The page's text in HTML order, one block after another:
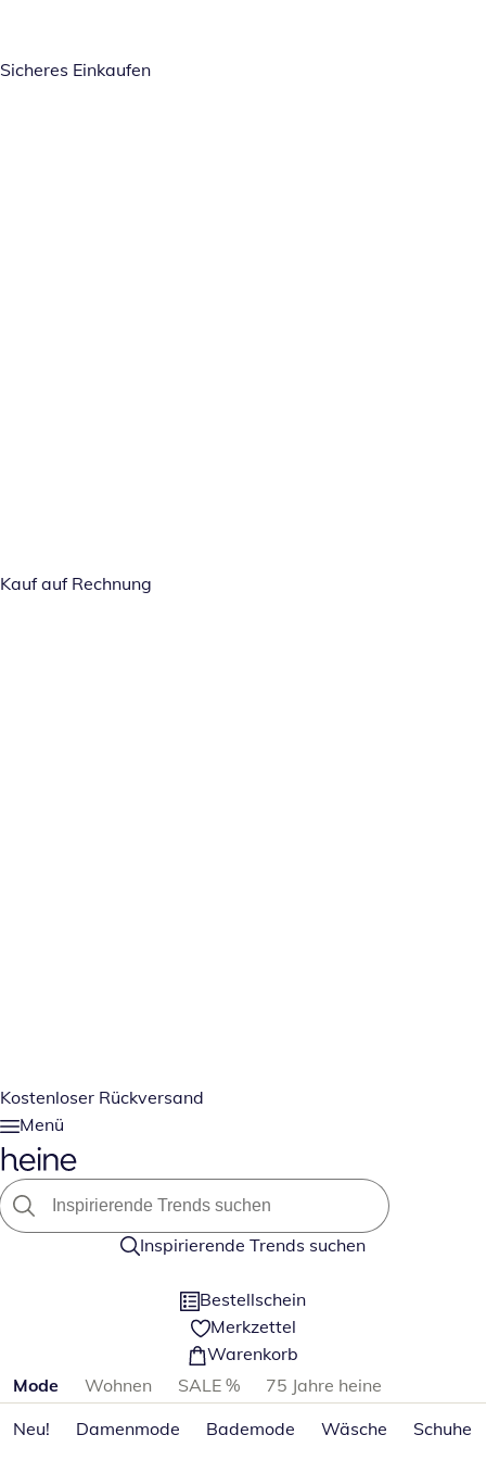
Sicheres Einkaufen
Kauf auf Rechnung
Kostenloser Rückversand
Menü
Inspirierende Trends suchen
Bestellschein
Merkzettel
Warenkorb
Produktkategorien überspringen
Mode Wohnen SALE %
75 Jahre heine
Neu!
Damenmode Bademode Wäsche Schuhe